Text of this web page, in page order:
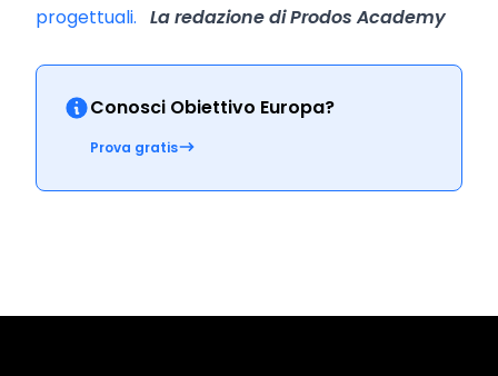
progettuali. La redazione di Prodos Academy
Conosci Obiettivo Europa?
Prova gratis